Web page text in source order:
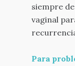
siempre
vaginal
Para